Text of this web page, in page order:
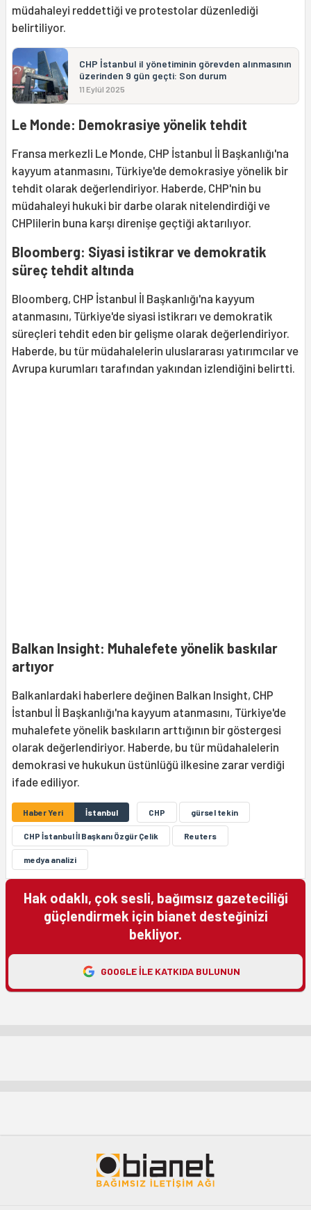
müdahaleyi reddettiği ve protestolar düzenlediği
belirtiliyor.
CHP İstanbul il yönetiminin görevden alınmasının
üzerinden 9 gün geçti: Son durum
11 Eylül 2025
Le Monde: Demokrasiye yönelik tehdit
Fransa merkezli Le Monde, CHP İstanbul İl Başkanlığı'na
kayyum atanmasını, Türkiye'de demokrasiye yönelik bir
tehdit olarak değerlendiriyor. Haberde, CHP'nin bu
müdahaleyi hukuki bir darbe olarak nitelendirdiği ve
CHPlilerin buna karşı direnişe geçtiği aktarılıyor.
Bloomberg: Siyasi istikrar ve demokratik
süreç tehdit altında
Bloomberg, CHP İstanbul İl Başkanlığı'na kayyum
atanmasını, Türkiye'de siyasi istikrarı ve demokratik
süreçleri tehdit eden bir gelişme olarak değerlendiriyor.
Haberde, bu tür müdahalelerin uluslararası yatırımcılar ve
Avrupa kurumları tarafından yakından izlendiğini belirtti.
Balkan Insight: Muhalefete yönelik baskılar
artıyor
Balkanlardaki haberlere değinen Balkan Insight, CHP
İstanbul İl Başkanlığı'na kayyum atanmasını, Türkiye'de
muhalefete yönelik baskıların arttığının bir göstergesi
olarak değerlendiriyor. Haberde, bu tür müdahalelerin
demokrasi ve hukukun üstünlüğü ilkesine zarar verdiği
ifade ediliyor.
Haber Yeri İstanbul CHP gürsel tekin
CHP İstanbul İl Başkanı Özgür Çelik Reuters
medya analizi
Hak odaklı, çok sesli, bağımsız gazeteciliği
güçlendirmek için bianet desteğinizi
bekliyor.
GOOGLE ILE KATKIDA BULUNUN